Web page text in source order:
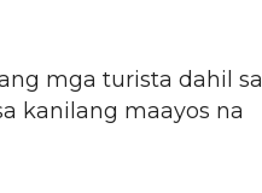
mga turista dahil sa
kanilang maayos na